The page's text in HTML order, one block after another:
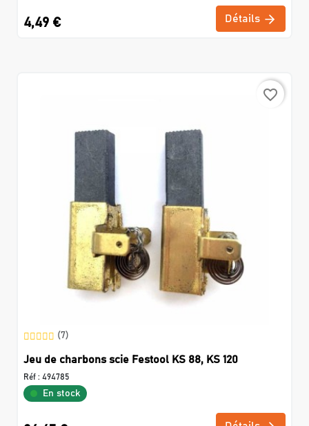
4,49 € Détails
favorite_border
(7)
Jeu de charbons scie Festool KS 88, KS 120
Réf : 494785
En stock